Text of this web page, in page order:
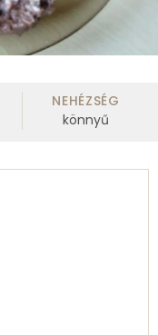
NEHÉZSÉG
könnyű